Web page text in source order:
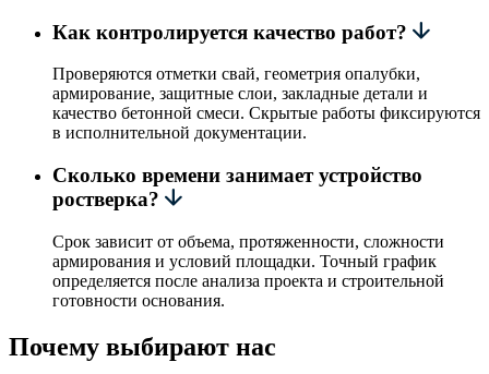
Как контролируется качество работ?
Проверяются отметки свай, геометрия опалубки,
армирование, защитные слои, закладные детали и
качество бетонной смеси. Скрытые работы фиксируются
в исполнительной документации.
Сколько времени занимает устройство
ростверка?
Срок зависит от объема, протяженности, сложности
армирования и условий площадки. Точный график
определяется после анализа проекта и строительной
готовности основания.
Почему выбирают нас